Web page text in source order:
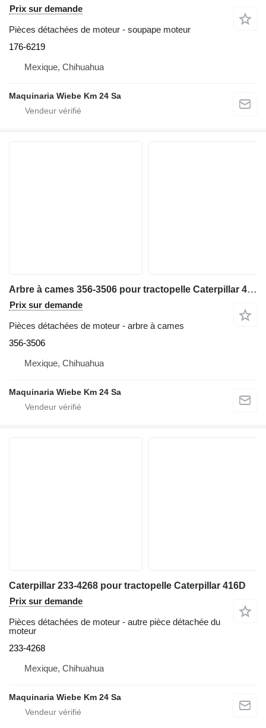
Prix sur demande
Pièces détachées de moteur - soupape moteur
176-6219
Mexique, Chihuahua
Maquinaria Wiebe Km 24 Sa
Arbre à cames 356-3506 pour tractopelle Caterpillar 416D
Prix sur demande
Pièces détachées de moteur - arbre à cames
356-3506
Mexique, Chihuahua
Maquinaria Wiebe Km 24 Sa
Caterpillar 233-4268 pour tractopelle Caterpillar 416D
Prix sur demande
Pièces détachées de moteur - autre pièce détachée du
moteur
233-4268
Mexique, Chihuahua
Maquinaria Wiebe Km 24 Sa